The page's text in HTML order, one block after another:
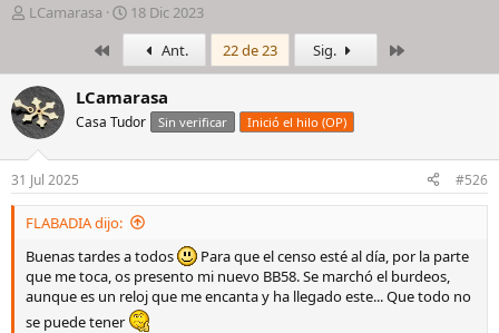
I
c
i
a
d
o
r
d
e
l
h
i
l
LCamarasa
F
e
h
a
d
e
i
c
i
o
18 Dic 2023
PrimeroAnt. 22 de 23 Sig.
LCamarasa
Casa Tudor Sin verificar Inició el hilo (OP)
31 Jul 2025 #526
FLABADIA dijo:
Buenas tardes a todos
Para que el censo esté al día, por la parte
que me toca, os presento mi nuevo BB58. Se marchó el burdeos,
aunque es un reloj que me encanta y ha llegado este... Que todo no
se puede tener